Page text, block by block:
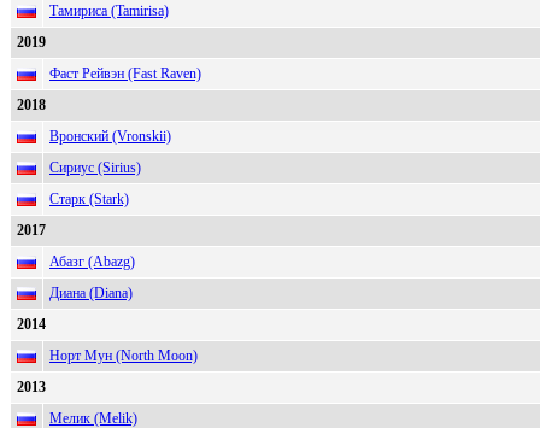
Тамириса (Tamirisa)
2019
Фаст Рейвэн (Fast Raven)
2018
Вронский (Vronskii)
Сириус (Sirius)
Старк (Stark)
2017
Абазг (Abazg)
Диана (Diana)
2014
Норт Мун (North Moon)
2013
Мелик (Melik)